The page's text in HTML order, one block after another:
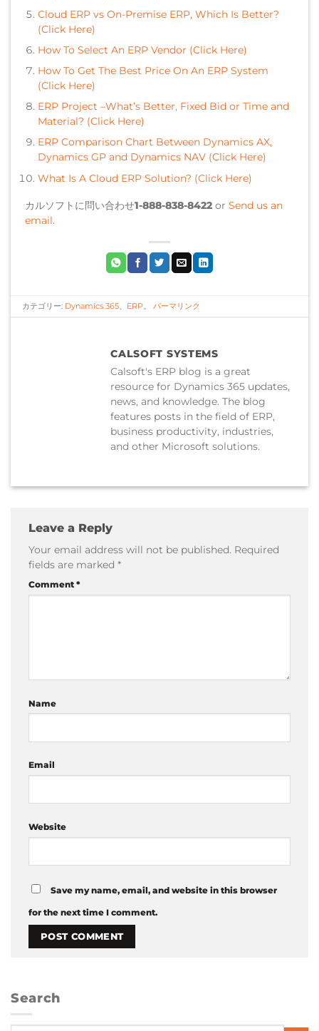
Cloud ERP vs On-Premise ERP, Which Is Better?
(Click Here)
How To Select An ERP Vendor (Click Here)
How To Get The Best Price On An ERP System
(Click Here)
ERP Project –What’s Better, Fixed Bid or Time and
Material? (Click Here)
ERP Comparison Chart Between Dynamics AX,
Dynamics GP and Dynamics NAV (Click Here)
What Is A Cloud ERP Solution? (Click Here)
カルソフトに問い合わせ1-888-838-8422 orSend us an
email.
カテゴリー: Dynamics 365 ERP パーマリンク
CALSOFT SYSTEMS
Calsoft's ERP blog is a great
resource for Dynamics 365 updates,
news, and knowledge. The blog
features posts in the field of ERP,
business productivity, industries,
and other Microsoft solutions.
Leave a Reply
Your email address will not be published. Required
fields are marked *
Comment *
Name
Email
Website
Save my name, email, and website in this browser
for the next time I comment.
Search